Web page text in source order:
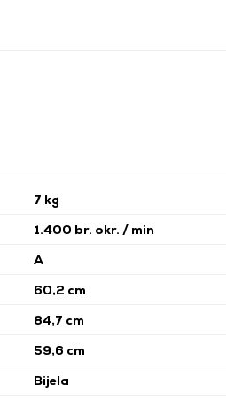
7 kg
1.400 br. okr. / min
A
60,2 cm
84,7 cm
59,6 cm
Bijela